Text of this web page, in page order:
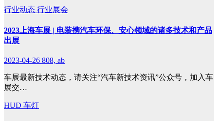
行业动态 行业展会
2023上海车展 | 电装携汽车环保、安心领域的诸多技术和产品
出展
2023-04-26 808, ab
车展最新技术动态，请关注“汽车新技术资讯”公众号，加入车
展交…
HUD 车灯